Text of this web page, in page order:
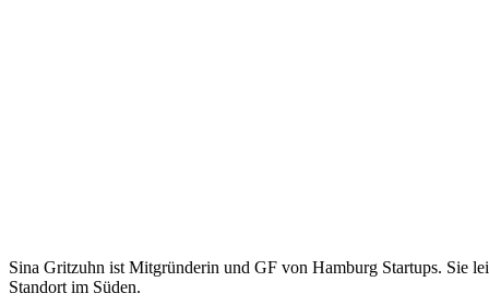
Sina Gritzuhn ist Mitgründerin und GF von Hamburg Startups. Sie
Standort im Süden.